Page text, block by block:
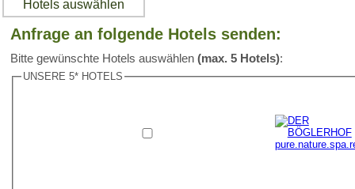
Anfrage an folgende Hotels senden:
Bitte gewünschte Hotels auswählen (max. 5 Hotels):
UNSERE 5* HOTELS